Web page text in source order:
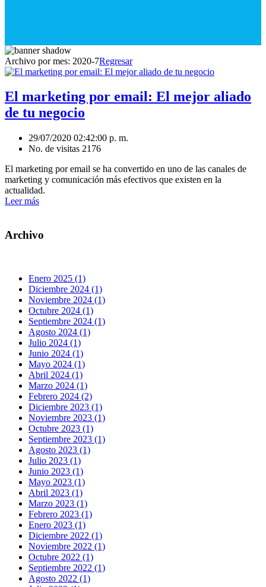
Archivo por mes: 2020-7Regresar
El marketing por email: El mejor aliado
de tu negocio
29/07/2020 02:42:00 p. m.
No. de visitas 2176
El marketing por email se ha convertido en uno de las canales de
marketing y comunicación más efectivos que existen en la
actualidad.
Leer más
Archivo
Enero 2025 (1)
Diciembre 2024 (1)
Noviembre 2024 (1)
Octubre 2024 (1)
Septiembre 2024 (1)
Agosto 2024 (1)
Julio 2024 (1)
Junio 2024 (1)
Mayo 2024 (1)
Abril 2024 (1)
Marzo 2024 (1)
Febrero 2024 (2)
Diciembre 2023 (1)
Noviembre 2023 (1)
Octubre 2023 (1)
Septiembre 2023 (1)
Agosto 2023 (1)
Julio 2023 (1)
Junio 2023 (1)
Mayo 2023 (1)
Abril 2023 (1)
Marzo 2023 (1)
Febrero 2023 (1)
Enero 2023 (1)
Diciembre 2022 (1)
Noviembre 2022 (1)
Octubre 2022 (1)
Septiembre 2022 (1)
Agosto 2022 (1)